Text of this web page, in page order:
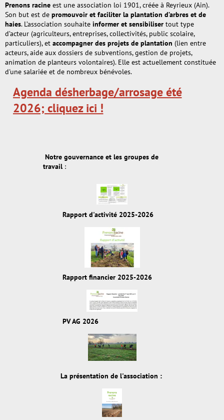
Prenons racine est une association loi 1901, créée à Reyrieux (Ain).
Son but est de promouvoir et faciliter la plantation d’arbres et de
haies. L’association souhaite informer et sensibiliser tout type
d’acteur (agriculteurs, entreprises, collectivités, public scolaire,
particuliers), et accompagner des projets de plantation (lien entre
acteurs, aide aux dossiers de subventions, gestion de projets,
animation de planteurs volontaires). Elle est actuellement constituée
d'une salariée et de nombreux bénévoles.
Agenda désherbage/arrosage été
2026; cliquez ici !
Notre gouvernance et les groupes de
travail:
Rapport d'activité 2025-2026
Rapport financier 2025-2026
PV AG 2026
La présentation de l'association :